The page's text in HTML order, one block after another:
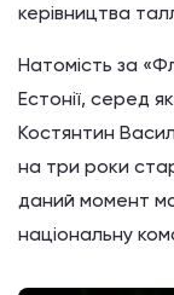
керівництва
Натомість за
Естонії, серед
Костянтин
на три роки
даний момент
національну